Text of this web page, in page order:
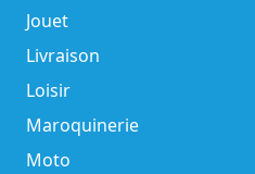
Jouet
Livraison
Loisir
Maroquinerie
Moto